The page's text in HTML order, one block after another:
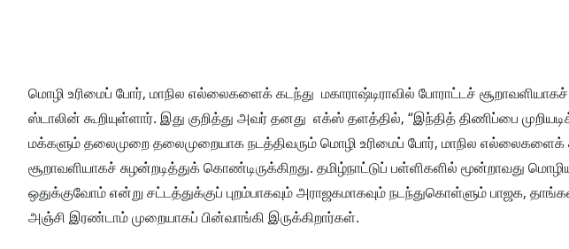
மொழி உரிமைப் போர், மாநில எல்லைகளைக் கடந்து மகாராஷ்டிராவில் போராட்டச்
ஸ்டாலின் கூறியுள்ளார். இது குறித்து அவர் தனது எக்ஸ் தளத்தில், “இந்தித் திணிப்பை
மக்களும் தலைமுறை தலைமுறையாக நடத்திவரும் மொழி உரிமைப் போர், மாநில எல்லைகளைக்
சூறாவளியாகச் சுழன்றடித்துக் கொண்டிருக்கிறது. தமிழ்நாட்டுப் பள்ளிகளில் மூன்றாவது
ஒதுக்குவோம் என்று சட்டத்துக்குப் புறம்பாகவும் அராஜகமாகவும் நடந்துகொள்ளும் பாஜக,
அஞ்சி இரண்டாம் முறையாகப் பின்வாங்கி இருக்கிறார்கள்.